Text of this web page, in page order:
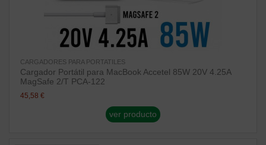
CARGADORES PARA PORTATILES
Cargador Portátil para MacBook Accetel 85W 20V 4.25A
MagSafe 2/T PCA-122
45,58 €
ver producto